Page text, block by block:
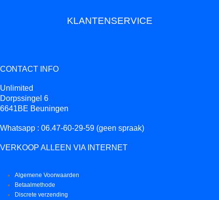
KLANTENSERVICE
CONTACT INFO
Unlimited
Dorpssingel 6
6641BE Beuningen
Whatsapp : 06.47-60-29-59 (geen spraak)
VERKOOP ALLEEN VIA INTERNET
Algemene Voorwaarden
Betaalmethode
Discrete verzending